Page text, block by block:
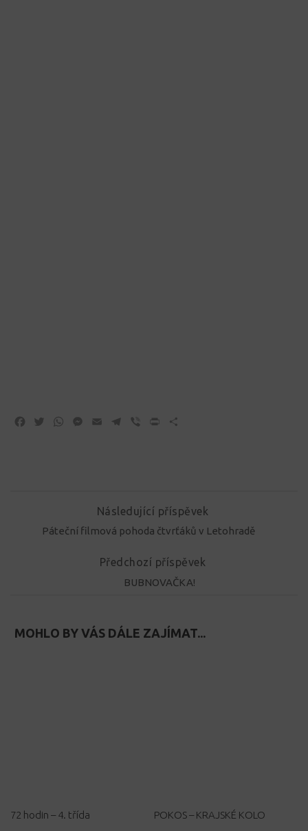
Facebook
TwitterWhatsApp
Messenger
Email Telegram
Viber Print
Následující příspěvek
Páteční filmová pohoda čtvrťáků v Letohradě
Předchozí příspěvek
BUBNOVAČKA!
MOHLO BY VÁS DÁLE ZAJÍMAT...
72 hodin – 4. třída POKOS – KRAJSKÉ KOLO